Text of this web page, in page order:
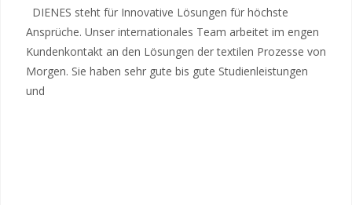
DIENES steht für Innovative Lösungen für höchste
Ansprüche. Unser internationales Team arbeitet im engen
Kundenkontakt an den Lösungen der textilen Prozesse von
Morgen. Sie haben sehr gute bis gute Studienleistungen
und